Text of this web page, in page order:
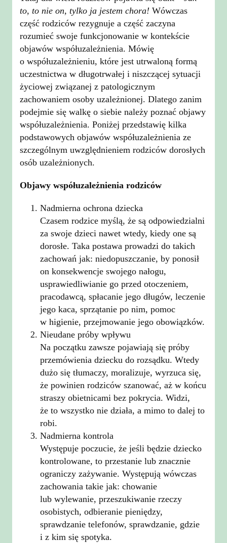
to, to nie on, tylko ja jestem chora! Wówczas
część rodziców rezygnuje a część zaczyna
rozumieć swoje funkcjonowanie w kontekście
objawów współuzależnienia. Mówię
o współuzależnieniu, które jest utrwaloną formą
uczestnictwa w długotrwałej i niszczącej sytuacji
życiowej związanej z patologicznym
zachowaniem osoby uzależnionej. Dlatego zanim
podejmie się walkę o siebie należy poznać objawy
współuzależnienia. Poniżej przedstawię kilka
podstawowych objawów współuzależnienia ze
szczególnym uwzględnieniem rodziców dorosłych
osób uzależnionych.
Objawy współuzależnienia rodziców
Nadmierna ochrona dziecka
Czasem rodzice myślą, że są odpowiedzialni
za swoje dzieci nawet wtedy, kiedy one są
dorosłe. Taka postawa prowadzi do takich
zachowań jak: niedopuszczanie, by ponosił
on konsekwencje swojego nałogu,
usprawiedliwianie go przed otoczeniem,
pracodawcą, spłacanie jego długów, leczenie
jego kaca, sprzątanie po nim, pomoc
w higienie, przejmowanie jego obowiązków.
Nieudane próby wpływu
Na początku zawsze pojawiają się próby
przemówienia dziecku do rozsądku. Wtedy
dużo się tłumaczy, moralizuje, wyrzuca się,
że powinien rodziców szanować, aż w końcu
straszy obietnicami bez pokrycia. Widzi,
że to wszystko nie działa, a mimo to dalej to
robi.
Nadmierna kontrola
Występuje poczucie, że jeśli będzie dziecko
kontrolowane, to przestanie lub znacznie
ograniczy zażywanie. Występują wówczas
zachowania takie jak: chowanie
lub wylewanie, przeszukiwanie rzeczy
osobistych, odbieranie pieniędzy,
sprawdzanie telefonów, sprawdzanie, gdzie
i z kim się spotyka.